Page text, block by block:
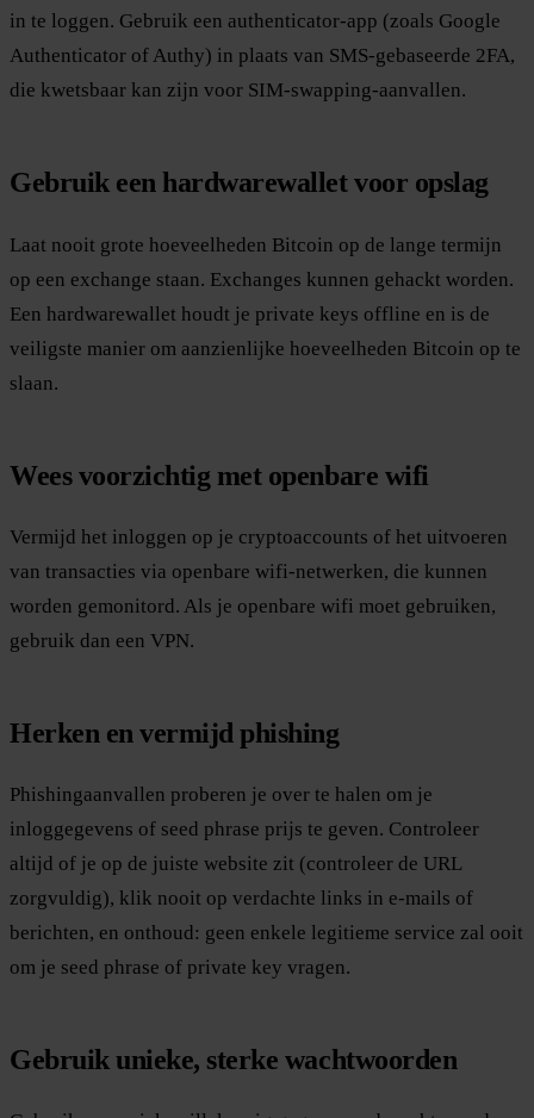
in te loggen. Gebruik een authenticator-app (zoals Google
Authenticator of Authy) in plaats van SMS-gebaseerde 2FA,
die kwetsbaar kan zijn voor SIM-swapping-aanvallen.
Gebruik een hardwarewallet voor opslag
Laat nooit grote hoeveelheden Bitcoin op de lange termijn
op een exchange staan. Exchanges kunnen gehackt worden.
Een hardwarewallet houdt je private keys offline en is de
veiligste manier om aanzienlijke hoeveelheden Bitcoin op te
slaan.
Wees voorzichtig met openbare wifi
Vermijd het inloggen op je cryptoaccounts of het uitvoeren
van transacties via openbare wifi-netwerken, die kunnen
worden gemonitord. Als je openbare wifi moet gebruiken,
gebruik dan een VPN.
Herken en vermijd phishing
Phishingaanvallen proberen je over te halen om je
inloggegevens of seed phrase prijs te geven. Controleer
altijd of je op de juiste website zit (controleer de URL
zorgvuldig), klik nooit op verdachte links in e-mails of
berichten, en onthoud: geen enkele legitieme service zal ooit
om je seed phrase of private key vragen.
Gebruik unieke, sterke wachtwoorden